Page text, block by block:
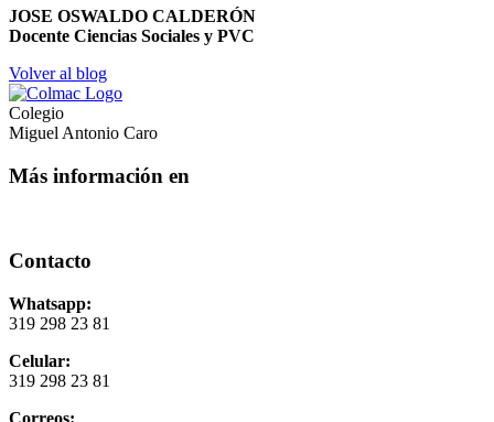
JOSE OSWALDO CALDERÓN
Docente Ciencias Sociales y PVC
Volver al blog
Colegio
Miguel Antonio Caro
Más información en
Contacto
Whatsapp:
319 298 23 81
Celular:
319 298 23 81
Correos: